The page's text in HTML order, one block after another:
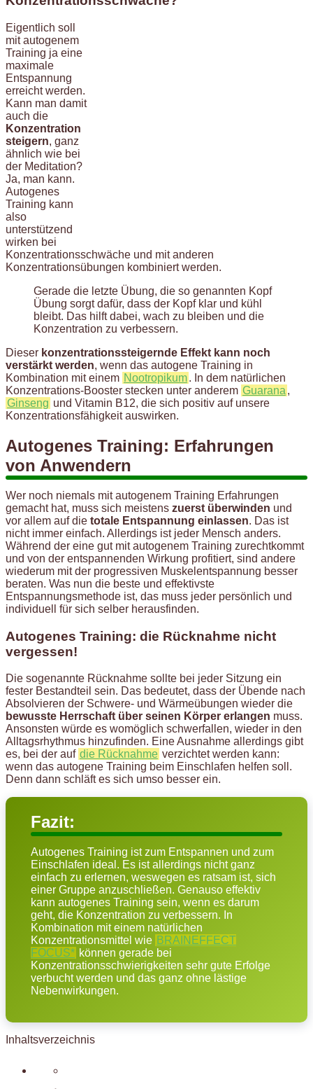
Eigentlich soll
mit autogenem
Training ja eine
maximale
Entspannung
erreicht werden.
Kann man damit
auch die
Konzentration
steigern, ganz
ähnlich wie bei
der Meditation?
Ja, man kann.
Autogenes
Training kann
also
unterstützend
wirken bei
Konzentrationsschwäche und mit anderen
Konzentrationsübungen kombiniert werden.
Gerade die letzte Übung, die so genannten Kopf
Übung sorgt dafür, dass der Kopf klar und kühl
bleibt. Das hilft dabei, wach zu bleiben und die
Konzentration zu verbessern.
Dieser konzentrationssteigernde Effekt kann noch
verstärkt werden, wenn das autogene Training in
Kombination mit einem Nootropikum. In dem natürlichen
Konzentrations-Booster stecken unter anderem Guarana ,
Ginseng und Vitamin B12, die sich positiv auf unsere
Konzentrationsfähigkeit auswirken.
Autogenes Training: Erfahrungen
von Anwendern
Wer noch niemals mit autogenem Training Erfahrungen
gemacht hat, muss sich meistens zuerst überwinden und
vor allem auf die totale Entspannung einlassen. Das ist
nicht immer einfach. Allerdings ist jeder Mensch anders.
Während der eine gut mit autogenem Training zurechtkommt
und von der entspannenden Wirkung profitiert, sind andere
wiederum mit der progressiven Muskelentspannung besser
beraten. Was nun die beste und effektivste
Entspannungsmethode ist, das muss jeder persönlich und
individuell für sich selber herausfinden.
Autogenes Training: die Rücknahme nicht
vergessen!
Die sogenannte Rücknahme sollte bei jeder Sitzung ein
fester Bestandteil sein. Das bedeutet, dass der Übende nach
Absolvieren der Schwere- und Wärmeübungen wieder die
bewusste Herrschaft über seinen Körper erlangen muss.
Ansonsten würde es womöglich schwerfallen, wieder in den
Alltagsrhythmus hinzufinden. Eine Ausnahme allerdings gibt
es, bei der auf die Rücknahme verzichtet werden kann:
wenn das autogene Training beim Einschlafen helfen soll.
Denn dann schläft es sich umso besser ein.
Fazit:
Autogenes Training ist zum Entspannen und zum
Einschlafen ideal. Es ist allerdings nicht ganz
einfach zu erlernen, weswegen es ratsam ist, sich
einer Gruppe anzuschließen. Genauso effektiv
kann autogenes Training sein, wenn es darum
geht, die Konzentration zu verbessern. In
Kombination mit einem natürlichen
Konzentrationsmittel wie BRAINEFFECT
FOCUS* können gerade bei
Konzentrationsschwierigkeiten sehr gute Erfolge
verbucht werden und das ganz ohne lästige
Nebenwirkungen.
Inhaltsverzeichnis